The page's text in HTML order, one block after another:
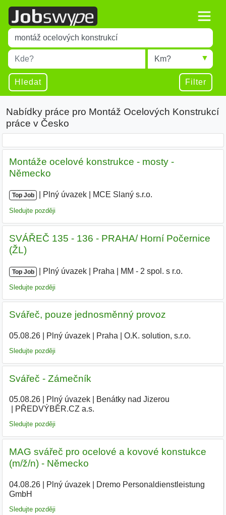
Title
Type 1 or more characters for results.
Místo
Type 1 or more characters for results.
Radius
Hledat Filter
Nabídky práce pro Montáž Ocelových Konstrukcí
práce v Česko
Montáže ocelové konstrukce - mosty -
Německo
Top Job Plný úvazek MCE Slaný s.r.o.
Sledujte později
SVÁŘEČ 135 - 136 - PRAHA/ Horní Počernice
(ŽL)
Top Job Plný úvazek Praha MM - 2 spol. s r.o.
Sledujte později
Svářeč, pouze jednosměnný provoz
05.08.26| Plný úvazek| Praha O.K. solution, s.r.o.
Sledujte později
Svářeč - Zámečník
05.08.26| Plný úvazek| Benátky nad Jizerou
PŘEDVÝBĚR.CZ a.s.
Sledujte později
MAG svářeč pro ocelové a kovové konstukce
(m/ž/n) - Německo
04.08.26| Plný úvazek|
Dremo Personaldienstleistung
GmbH
Sledujte později